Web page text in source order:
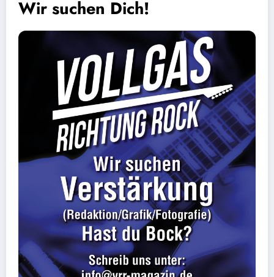
Wir suchen Dich!